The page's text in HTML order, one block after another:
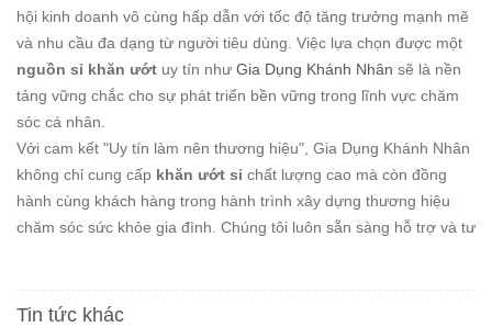
hội kinh doanh vô cùng hấp dẫn với tốc độ tăng trưởng mạnh mẽ
và nhu cầu đa dạng từ người tiêu dùng. Việc lựa chọn được một
nguồn sỉ khăn ướt uy tín như Gia Dụng Khánh Nhân sẽ là nền
tảng vững chắc cho sự phát triển bền vững trong lĩnh vực chăm
sóc cá nhân.
Với cam kết "Uy tín làm nên thương hiệu", Gia Dụng Khánh Nhân
không chỉ cung cấp khăn ướt sỉ chất lượng cao mà còn đồng
hành cùng khách hàng trong hành trình xây dựng thương hiệu
chăm sóc sức khỏe gia đình. Chúng tôi luôn sẵn sàng hỗ trợ và tư
Tin tức khác